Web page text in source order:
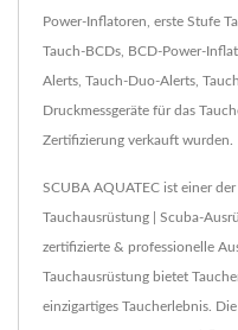
Power-Inflatoren, erste Stufe
Tauch-BCDs, BCD-Power-
Alerts, Tauch-Duo-Alerts,
Druckmessgeräte für das
Zertifizierung verkauft wurden.
SCUBA AQUATEC ist einer
Tauchausrüstung | Scuba-
zertifizierte & professionelle
Tauchausrüstung bietet
einzigartiges Taucherlebnis.